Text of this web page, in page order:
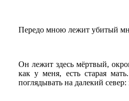
Передо мною лежит убитый
Он лежит здесь мёртвый,
как у меня, есть старая
поглядывать на далекий